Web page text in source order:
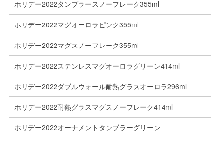
ホリデー2022タンブラースノーフレーク355ml
ホリデー2022マグオーロラピンク355ml
ホリデー2022マグスノーフレーク355ml
ホリデー2022ステンレスマグオーロラグリーン414ml
ホリデー2022ダブルウォール耐熱グラスオーロラ296ml
ホリデー2022耐熱グラスマグスノーフレーク414ml
ホリデー2022オーナメントタンブラーグリーン